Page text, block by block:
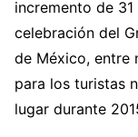
incremento de
celebración del
de México, entre
para los turistas
lugar durante